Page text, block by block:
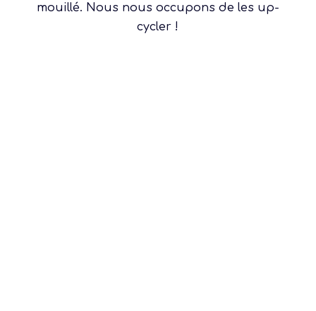
mouillé. Nous nous occupons de les up-
cycler !